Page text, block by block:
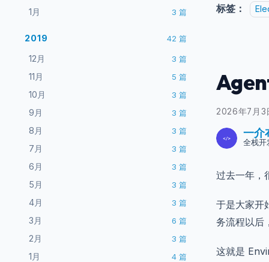
1月 3 篇
2019 42 篇
12月 3 篇
11月 5 篇
10月 3 篇
9月 3 篇
8月 3 篇
7月 3 篇
6月 3 篇
5月 3 篇
4月 3 篇
3月 6 篇
2月 3 篇
1月 4 篇
标签：
2026年7月3
一介
全栈开
过去一年，
于是大家开
务流程以后
这就是